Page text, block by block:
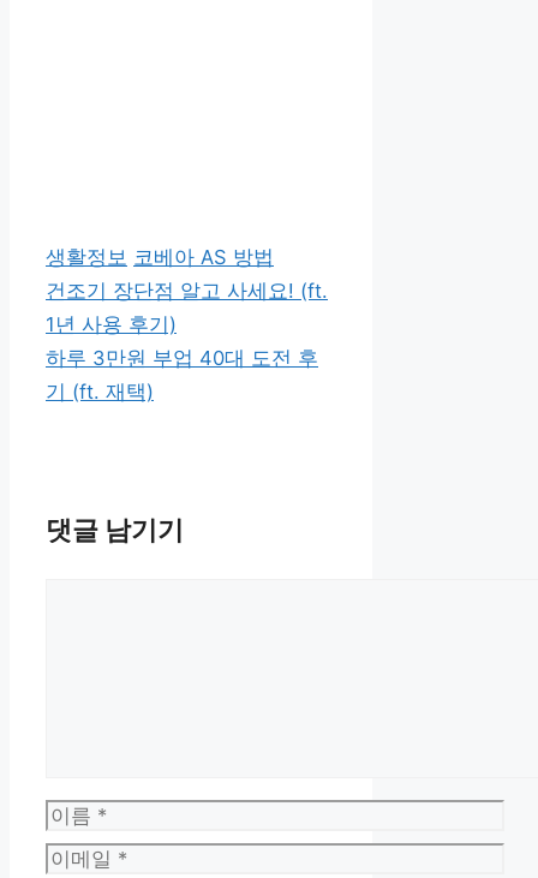
카
테
고
리
생활정보 태
그
코베아 AS 방법
건조기 장단점 알고 사세요! (ft.
1년 사용 후기)
하루 3만원 부업 40대 도전 후
기 (ft. 재택)
댓글 남기기
이
름
이